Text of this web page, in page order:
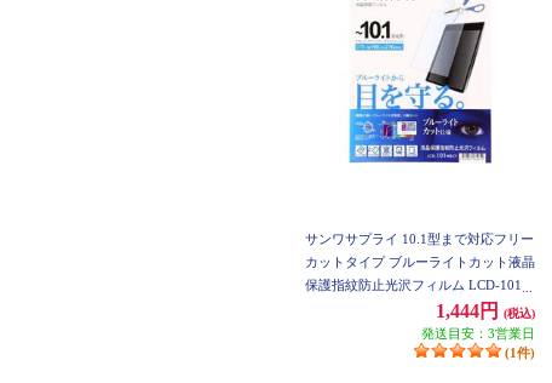
サンワサプライ 10.1型まで対応フリー
カットタイプ ブルーライトカット液晶
保護指紋防止光沢フィルム LCD-101W
1,444円 (税込)
発送目安：3営業日
(1件)